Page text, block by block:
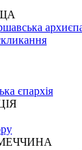
єпархія